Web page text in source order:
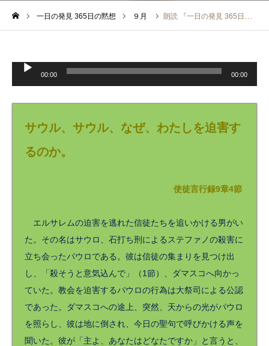
一日の発見 365日の黙想 ９月 朗読 『一日の発見 365日の黙想』9月23日
レ
ヤ
00:00 00:00
サウル、サウル、なぜ、わたしを迫害す
るのか。
使徒言行録9章4節
エルサレムの迫害を逃れた信徒たちを追いかける男がい
た。その名はサウロ、石打ち刑によるステファノの殺害に
立ち会ったパウロである。彼は信徒の集まりを見つけ出
し、「殺そうと意気込んで」（1節）、ダマスコへ向かっ
ていた。教会を迫害するパウロの行為は大祭司による公認
であった。ダマスコへの途上、突然、天からの光がパウロ
を照らし、彼は地に倒され、今日の聖句で呼びかける声を
聞いた。彼が「主よ、あなたはどなたですか」と言うと、
西川口キリスト教会 信仰告白
【アーカイブ】朗読 『一日の発見 -365日の黙想-』